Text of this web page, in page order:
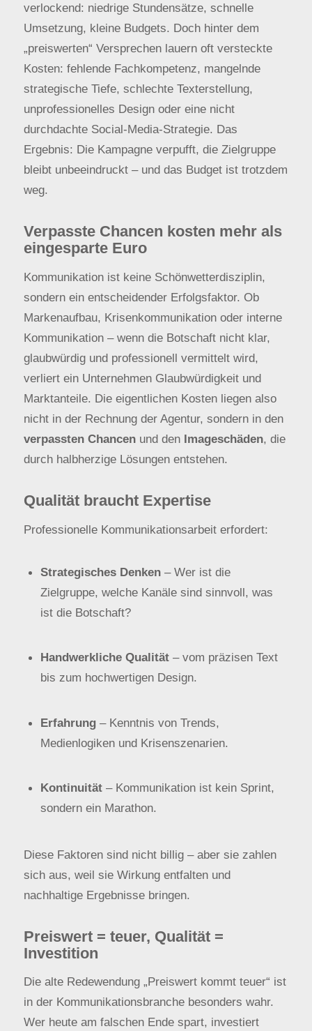
verlockend: niedrige Stundensätze, schnelle
Umsetzung, kleine Budgets. Doch hinter dem
„preiswerten“ Versprechen lauern oft versteckte
Kosten: fehlende Fachkompetenz, mangelnde
strategische Tiefe, schlechte Texterstellung,
unprofessionelles Design oder eine nicht
durchdachte Social-Media-Strategie. Das
Ergebnis: Die Kampagne verpufft, die Zielgruppe
bleibt unbeeindruckt – und das Budget ist trotzdem
weg.
Verpasste Chancen kosten mehr als
eingesparte Euro
Kommunikation ist keine Schönwetterdisziplin,
sondern ein entscheidender Erfolgsfaktor. Ob
Markenaufbau, Krisenkommunikation oder interne
Kommunikation – wenn die Botschaft nicht klar,
glaubwürdig und professionell vermittelt wird,
verliert ein Unternehmen Glaubwürdigkeit und
Marktanteile. Die eigentlichen Kosten liegen also
nicht in der Rechnung der Agentur, sondern in den
verpassten Chancenund den Imageschäden, die
durch halbherzige Lösungen entstehen.
Qualität braucht Expertise
Professionelle Kommunikationsarbeit erfordert:
Strategisches Denken– Wer ist die
Zielgruppe, welche Kanäle sind sinnvoll, was
ist die Botschaft?
Handwerkliche Qualität– vom präzisen Text
bis zum hochwertigen Design.
Erfahrung– Kenntnis von Trends,
Medienlogiken und Krisenszenarien.
Kontinuität– Kommunikation ist kein Sprint,
sondern ein Marathon.
Diese Faktoren sind nicht billig – aber sie zahlen
sich aus, weil sie Wirkung entfalten und
nachhaltige Ergebnisse bringen.
Preiswert = teuer, Qualität =
Investition
Die alte Redewendung „Preiswert kommt teuer“ ist
in der Kommunikationsbranche besonders wahr.
Wer heute am falschen Ende spart, investiert